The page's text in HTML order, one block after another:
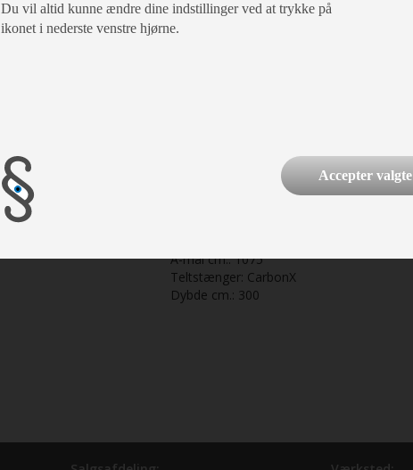
Telttilbehør
A-mål cm.: 1075
Teltstænger: CarbonX
Dybde cm.: 300
Du vil altid kunne ændre dine indstillinger ved at trykke på
ikonet i nederste venstre hjørne.
Accepter valgte